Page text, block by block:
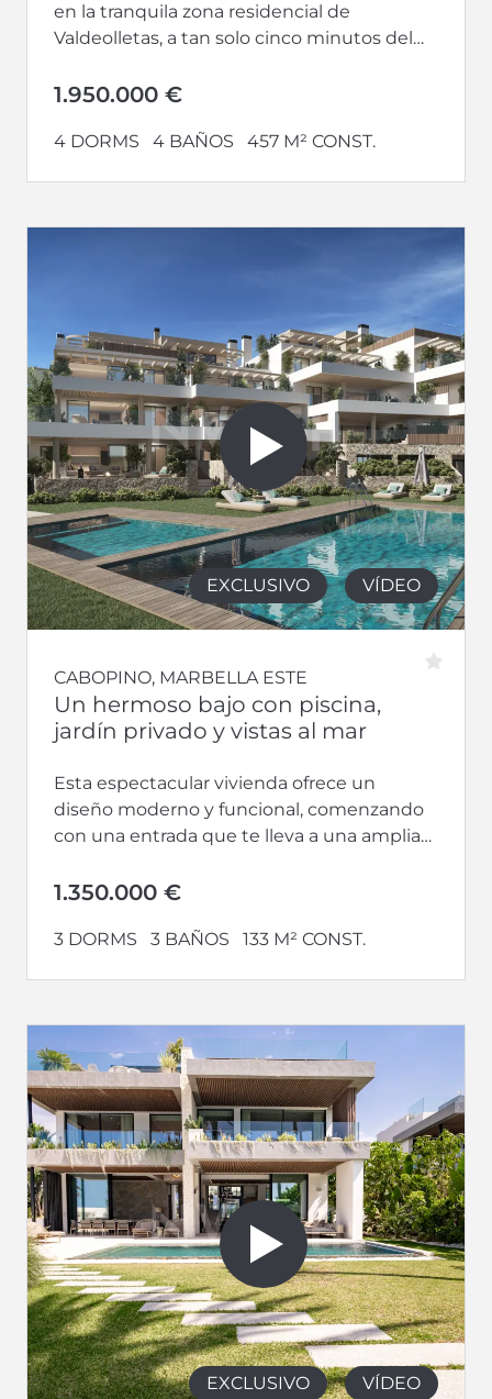
en la tranquila zona residencial de
Valdeolletas, a tan solo cinco minutos del
1.950.000 €
4 DORMS 4 BAÑOS 457 M² CONST.
EXCLUSIVO VÍDEO
CABOPINO, MARBELLA ESTE
Un hermoso bajo con piscina,
jardín privado y vistas al mar
Esta espectacular vivienda ofrece un
diseño moderno y funcional, comenzando
con una entrada que te lleva a una amplia
1.350.000 €
3 DORMS 3 BAÑOS 133 M² CONST.
EXCLUSIVO VÍDEO